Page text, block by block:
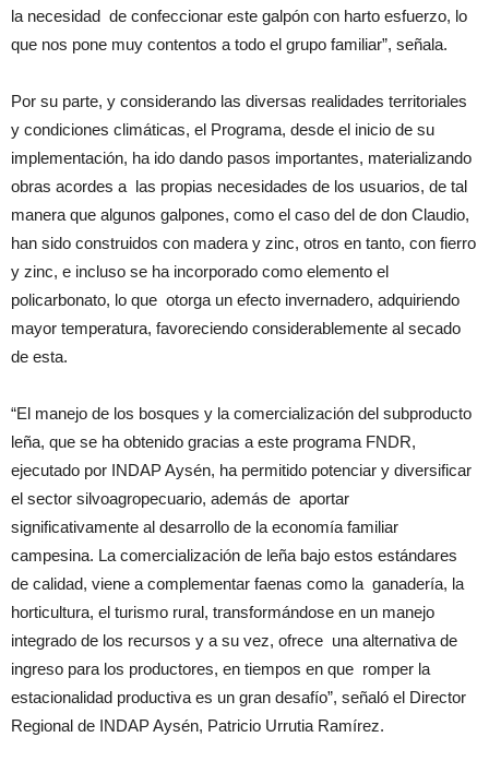
la necesidad de confeccionar este galpón con harto esfuerzo, lo
que nos pone muy contentos a todo el grupo familiar”, señala.
Por su parte, y considerando las diversas realidades territoriales
y condiciones climáticas, el Programa, desde el inicio de su
implementación, ha ido dando pasos importantes, materializando
obras acordes a las propias necesidades de los usuarios, de tal
manera que algunos galpones, como el caso del de don Claudio,
han sido construidos con madera y zinc, otros en tanto, con fierro
y zinc, e incluso se ha incorporado como elemento el
policarbonato, lo que otorga un efecto invernadero, adquiriendo
mayor temperatura, favoreciendo considerablemente al secado
de esta.
“El manejo de los bosques y la comercialización del subproducto
leña, que se ha obtenido gracias a este programa FNDR,
ejecutado por INDAP Aysén, ha permitido potenciar y diversificar
el sector silvoagropecuario, además de aportar
significativamente al desarrollo de la economía familiar
campesina. La comercialización de leña bajo estos estándares
de calidad, viene a complementar faenas como la ganadería, la
horticultura, el turismo rural, transformándose en un manejo
integrado de los recursos y a su vez, ofrece una alternativa de
ingreso para los productores, en tiempos en que romper la
estacionalidad productiva es un gran desafío”, señaló el Director
Regional de INDAP Aysén, Patricio Urrutia Ramírez.